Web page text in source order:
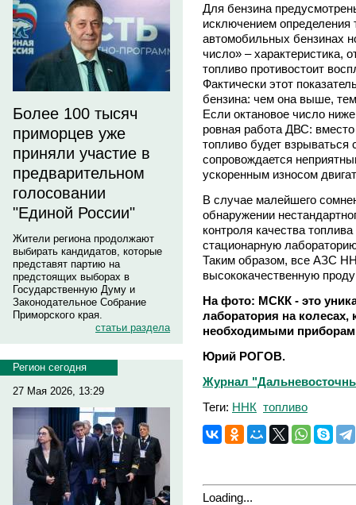
Более 100 тысяч
приморцев уже
приняли участие в
предварительном
голосовании
"Единой России"
Жители региона продолжают
выбирать кандидатов, которые
представят партию на
предстоящих выборах в
Государственную Думу и
Законодательное Собрание
Приморского края.
статьи раздела
Регион сегодня
27 Мая 2026, 13:29
Для бензина
исключением
автомобильных бензинах
число» – характеристика,
топливо противостоит
Фактически этот
бензина: чем она выше,
Если октановое число
ровная работа ДВС:
топливо будет
сопровождается
ускоренным износом
В случае малейшего
обнаружении
контроля качества
стационарную
Таким образом, все АЗС
высококачественную
На фото: МСКК - это
лаборатория на колесах,
необходимыми
Юрий РОГОВ.
Журнал
Теги: ННК топливо
Loading...